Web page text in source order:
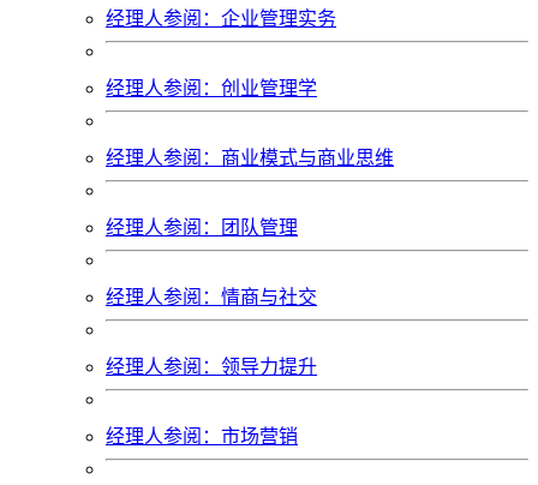
经理人参阅：企业管理实务
经理人参阅：创业管理学
经理人参阅：商业模式与商业思维
经理人参阅：团队管理
经理人参阅：情商与社交
经理人参阅：领导力提升
经理人参阅：市场营销